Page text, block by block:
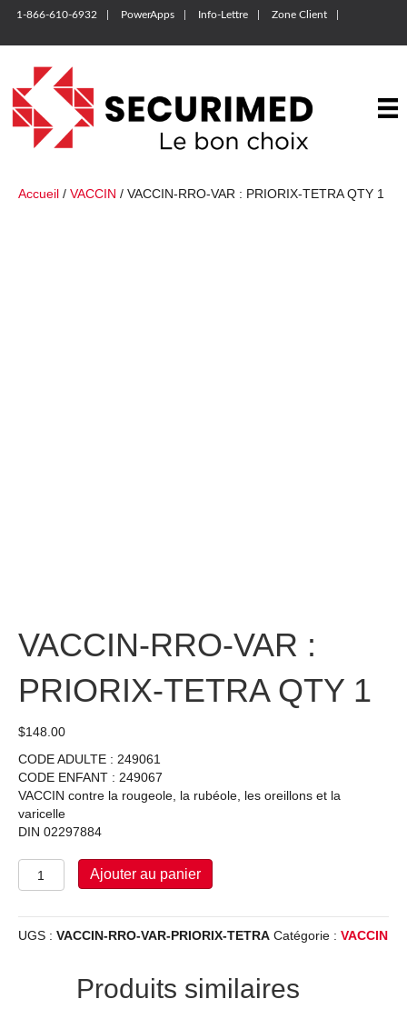
1-866-610-6932 PowerApps Info-Lettre Zone Client
Accueil / VACCIN / VACCIN-RRO-VAR : PRIORIX-TETRA QTY 1
VACCIN-RRO-VAR :
PRIORIX-TETRA QTY 1
$148.00
CODE ADULTE : 249061
CODE ENFANT : 249067
VACCIN contre la rougeole, la rubéole, les oreillons et la
varicelle
DIN 02297884
de
RRO-
VAR
Ajouter au panier
UGS : VACCIN-RRO-VAR-PRIORIX-TETRA Catégorie : VACCIN
Produits similaires